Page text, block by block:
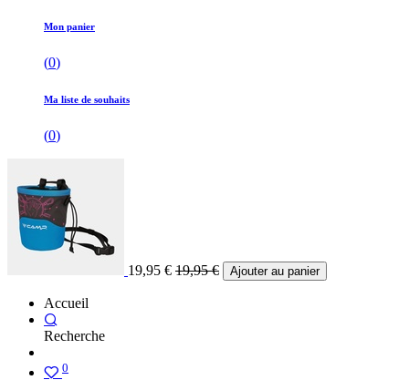
Mon panier
(0)
Ma liste de souhaits
(0)
19,95 € 19,95€ Ajouter au panier
Accueil
Recherche
0